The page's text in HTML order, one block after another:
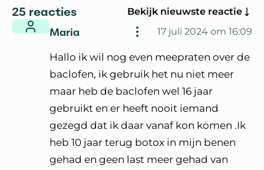
25 reacties Bekijk nieuwste reactie
Maria 17 juli 2024 om 16:09
Hallo ik wil nog even meepraten over de
baclofen, ik gebruik het nu niet meer
maar heb de baclofen wel 16 jaar
gebruikt en er heeft nooit iemand
gezegd dat ik daar vanaf kon komen .Ik
heb 10 jaar terug botox in mijn benen
gehad en geen last meer gehad van